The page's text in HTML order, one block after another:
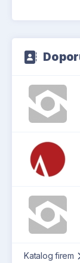
Katalog firem